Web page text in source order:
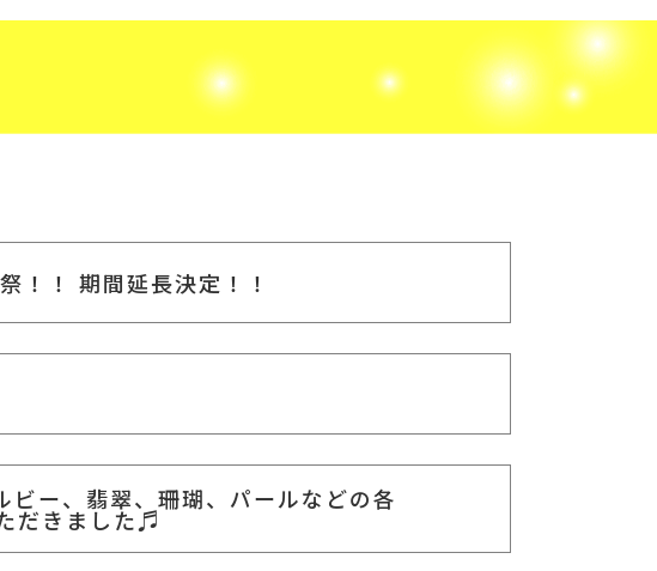
！！ 期間延長決定！！
ビー、翡翠、珊瑚、パールなどの各
だきました♬